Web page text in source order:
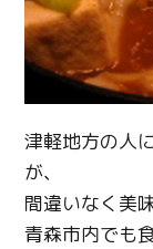
津軽地方の人
が、
間違いなく美
青森市内でも